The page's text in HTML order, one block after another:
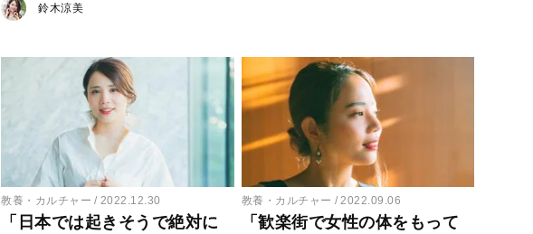
鈴木涼美
教養・カルチャー 2022.12.30
「日本では起きそうで絶対に
教養・カルチャー 2022.09.06
「歓楽街で女性の体をもって